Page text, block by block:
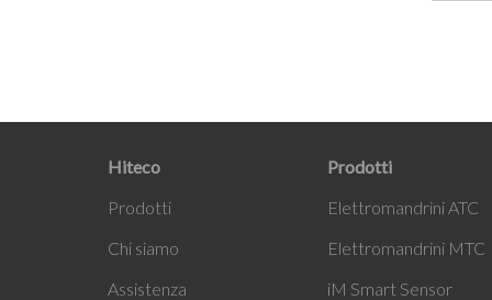
Hiteco
Prodotti
Chi siamo
Assistenza
Prodotti
Elettromandrini ATC
Elettromandrini MTC
iM Smart Sensor